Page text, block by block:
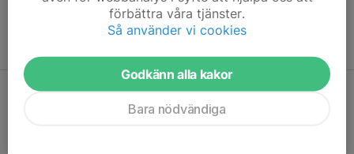
Banan mäter 15 km. För långa distansen gäller 3 varv. För korta distansen
Spårkarta för 2026 är inte klar ännu
förbättra våra tjänster.
Så använder vi cookies
Godkänn alla kakor
Bara nödvändiga